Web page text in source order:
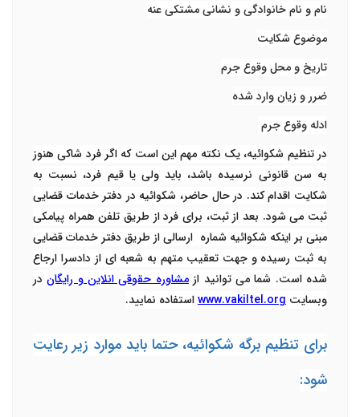
نام و نام خانوادگی و نشانی مشتکی عنه
موضوع شکایت
تاریخ و محل وقوع جرم
ضرر و زیان وارد شده
ادله وقوع جرم
در تنظیم شکوائیه، یک نکته مهم این است که اگر فرد شاکی هنوز
به سن قانونی نرسیده باشد، باید ولی یا قیم فرد، نسبت به
شکایت اقدام کند. در حال حاضر، شکوائیه در دفتر خدمات قضایی
ثبت می شود. بعد از ثبت، برای فرد از طریق تلفن همراه پیامکی
مبنی بر اینکه شکوائیه شماره ارسالی از طریق دفتر خدمات قضایی
به ثبت رسیده و جهت تعقیب متهم به شعبه ای از دادسرا ارجاع
شده است. شما می توانید ازمشاوره حقوقی انلاین و رایگاندر
وبسایت www.vakiltel.orgاستفاده نمایید.
برای تنظیم برگه شکوائیه، حتما باید موارد زیر رعایت
شود: